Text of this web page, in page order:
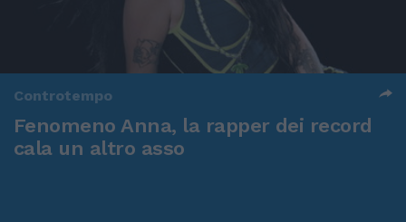
Controtempo
Fenomeno Anna, la rapper dei record
cala un altro asso